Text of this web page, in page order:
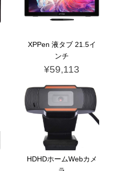
XPPen 液タブ 21.5イ
ンチ
¥59,113
HDHDホームWebカメ